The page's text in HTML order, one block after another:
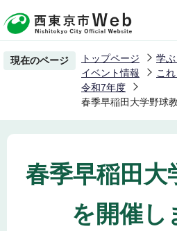
の
ー
先
頭
現在のページ トップページ 学
イベント情報
こ
令和7年度
春季早稲田大学野球
春季早稲田大
を開催し